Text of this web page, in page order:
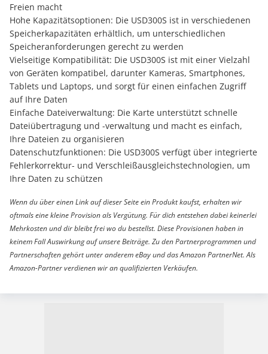
Freien macht
Hohe Kapazitätsoptionen: Die USD300S ist in verschiedenen
Speicherkapazitäten erhältlich, um unterschiedlichen
Speicheranforderungen gerecht zu werden
Vielseitige Kompatibilität: Die USD300S ist mit einer Vielzahl
von Geräten kompatibel, darunter Kameras, Smartphones,
Tablets und Laptops, und sorgt für einen einfachen Zugriff
auf Ihre Daten
Einfache Dateiverwaltung: Die Karte unterstützt schnelle
Dateiübertragung und -verwaltung und macht es einfach,
Ihre Dateien zu organisieren
Datenschutzfunktionen: Die USD300S verfügt über integrierte
Fehlerkorrektur- und Verschleißausgleichstechnologien, um
Ihre Daten zu schützen
Wenn du über einen Link auf dieser Seite ein Produkt kaufst, erhalten wir
oftmals eine kleine Provision als Vergütung. Für dich entstehen dabei keinerlei
Mehrkosten und dir bleibt frei wo du bestellst. Diese Provisionen haben in
keinem Fall Auswirkung auf unsere Beiträge. Zu den Partnerprogrammen und
Partnerschaften gehört unter anderem eBay und das Amazon PartnerNet. Als
Amazon-Partner verdienen wir an qualifizierten Verkäufen.